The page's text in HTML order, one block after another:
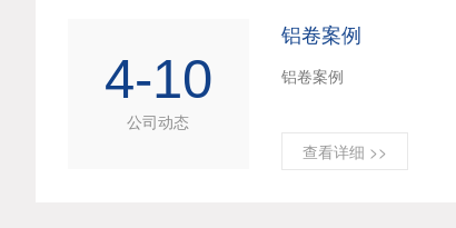
4-10
公司动态
铝卷案例
铝卷案例
查看详细 >>